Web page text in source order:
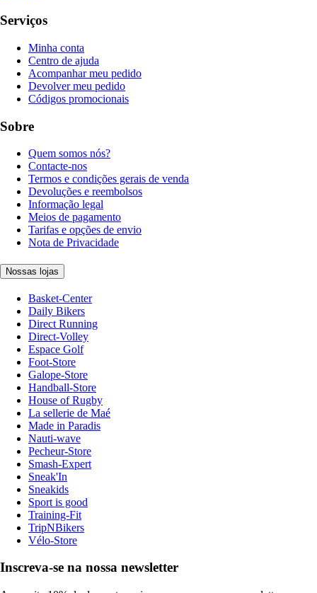
Serviços
Minha conta
Centro de ajuda
Acompanhar meu pedido
Devolver meu pedido
Códigos promocionais
Sobre
Quem somos nós?
Contacte-nos
Termos e condições gerais de venda
Devoluções e reembolsos
Informação legal
Meios de pagamento
Tarifas e opções de envio
Nota de Privacidade
Nossas lojas
Basket-Center
Daily Bikers
Direct Running
Direct-Volley
Espace Golf
Foot-Store
Galope-Store
Handball-Store
House of Rugby
La sellerie de Maé
Made in Paradis
Nauti-wave
Pecheur-Store
Smash-Expert
Sneak'In
Sneakids
Sport is good
Training-Fit
TripNBikers
Vélo-Store
Inscreva-se na nossa newsletter